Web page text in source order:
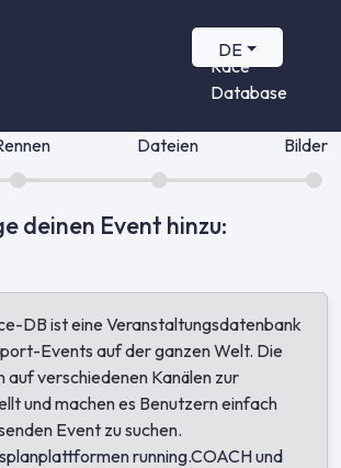
DE
Quevita
Race
Database
Dateien Bilder
deinen Event hinzu:
DB ist eine Veranstaltungsdatenbank
Events auf der ganzen Welt. Die
auf verschiedenen Kanälen zur
und machen es Benutzern einfach
Event zu suchen.
running.COACH und